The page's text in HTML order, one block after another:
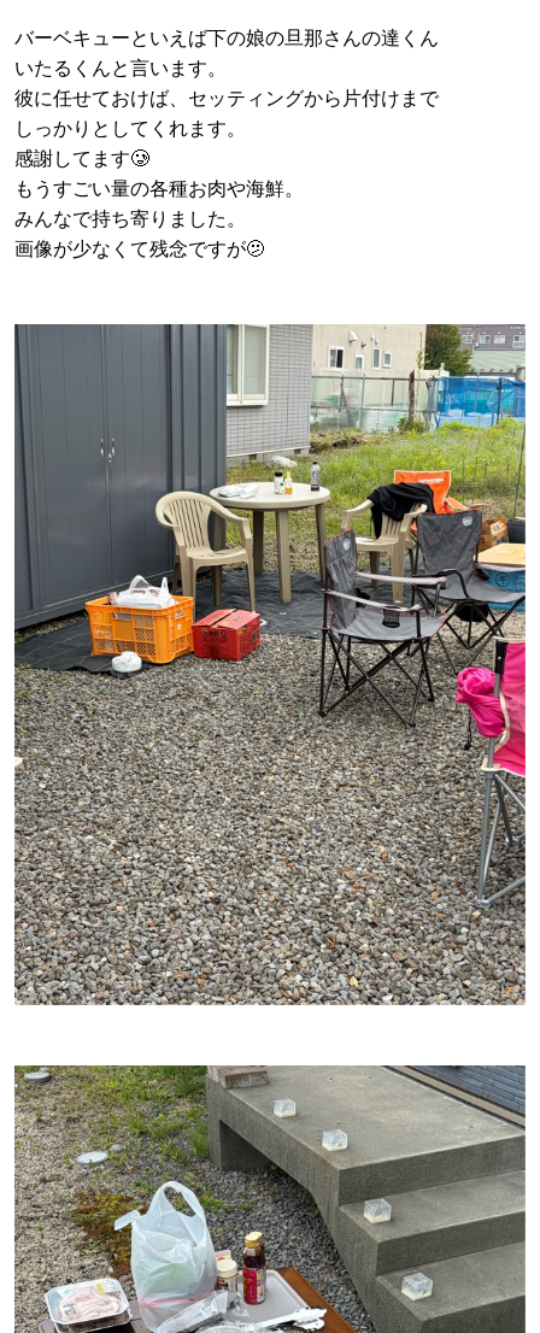
バーベキューといえば下の娘の旦那さんの達くん
いたるくんと言います。
彼に任せておけば、セッティングから片付けまで
しっかりとしてくれます。
感謝してます🥲
もうすごい量の各種お肉や海鮮。
みんなで持ち寄りました。
画像が少なくて残念ですが🫤